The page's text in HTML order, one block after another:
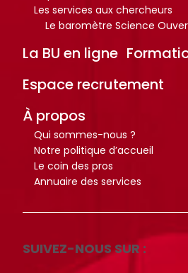
Les services aux chercheurs
Le baromètre Science
La BU en ligne
Espace recrutement
À propos
Qui sommes-nous ?
Notre politique d’accueil
Le coin des pros
Annuaire des services
SUIVEZ-NOUS SUR :